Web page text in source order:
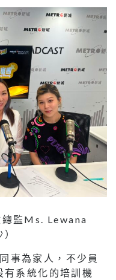
監Ms. Lewana
事為家人，不少員
系統化的培訓機